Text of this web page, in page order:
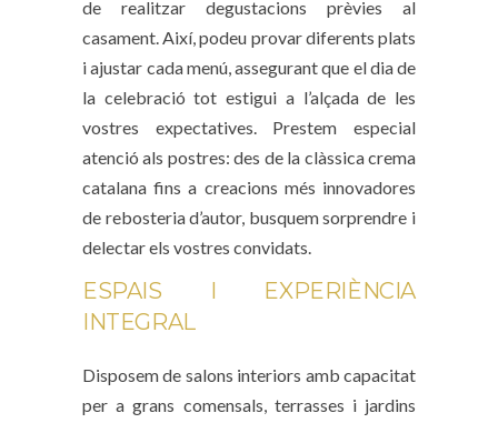
de realitzar degustacions prèvies al
casament. Així, podeu provar diferents plats
i ajustar cada menú, assegurant que el dia de
la celebració tot estigui a l’alçada de les
vostres expectatives. Prestem especial
atenció als postres: des de la clàssica crema
catalana fins a creacions més innovadores
de rebosteria d’autor, busquem sorprendre i
delectar els vostres convidats.
ESPAIS I EXPERIÈNCIA
INTEGRAL
Disposem de salons interiors amb capacitat
per a grans comensals, terrasses i jardins